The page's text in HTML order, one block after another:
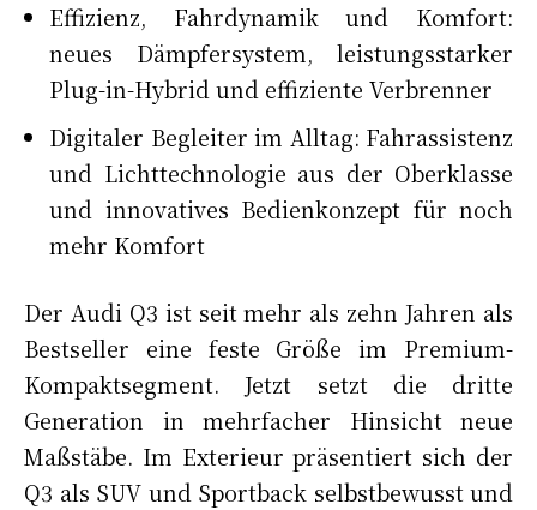
Effizienz, Fahrdynamik und Komfort:
neues Dämpfersystem, leistungsstarker
Plug-in-Hybrid und effiziente Verbrenner
Digitaler Begleiter im Alltag: Fahrassistenz
und Lichttechnologie aus der Oberklasse
und innovatives Bedienkonzept für noch
mehr Komfort
Der Audi Q3 ist seit mehr als zehn Jahren als
Bestseller eine feste Größe im Premium-
Kompaktsegment. Jetzt setzt die dritte
Generation in mehrfacher Hinsicht neue
Maßstäbe. Im Exterieur präsentiert sich der
Q3 als SUV und Sportback selbstbewusst und